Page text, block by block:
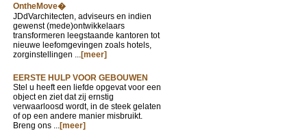
OntheMove�
JDdVarchitecten, adviseurs en indien
gewenst (mede)ontwikkelaars
transformeren leegstaande kantoren tot
nieuwe leefomgevingen zoals hotels,
zorginstellingen ...[meer]
EERSTE HULP VOOR GEBOUWEN
Stel u heeft een liefde opgevat voor een
object en ziet dat zij ernstig
verwaarloosd wordt, in de steek gelaten
of op een andere manier misbruikt.
Breng ons ...[meer]